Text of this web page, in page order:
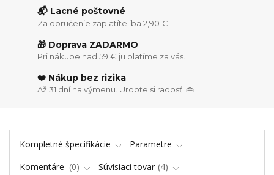
📬 Lacné poštovné
Za doručenie zaplatíte iba 2,90 €.
🎁 Doprava ZADARMO
Pri nákupe nad 59 € ju platíme za vás.
❤️ Nákup bez rizika
Až 31 dní na výmenu. Urobte si radosť! 👜
Kompletné špecifikácie
Parametre
Komentáre
0 Súvisiaci tovar 4